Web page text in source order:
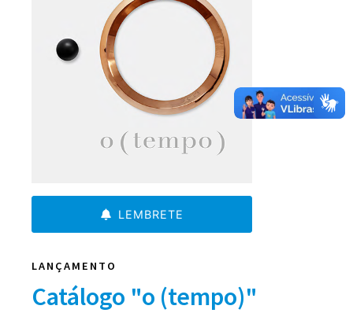
LEMBRETE
LANÇAMENTO
Catálogo "o (tempo)"